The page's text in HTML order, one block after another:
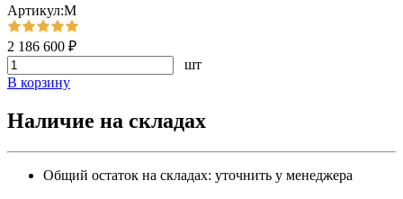
Артикул:М
2 186 600 ₽
шт
В корзину
Наличие на складах
Общий остаток на складах: уточнить у менеджера